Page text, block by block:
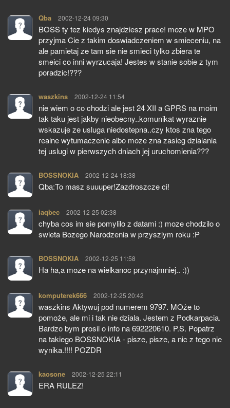
Qba pisze:
2002-12-24 09:30
BOSS ty tez kiedys znajdziesz prace! moze w MPO
przyjma Cie z takim doswiadczeniem w smieceniu, na
ale pamietaj ze tam sie nie smieci tylko zbiera te
smeici co inni wyrzucaja! Jestes w stanie sobie z tym
poradzic!???
waszkins pisze:
2002-12-24 11:54
nie wiem o co chodzi ale jest 24 XII a GPRS na moim
tak taku jest jakby nieobecny..komunikat wyraznie
wskazuje ze usluga niedostepna..czy ktos zna tego
realne wytumaczenie albo moze zna zasieg dzialania
tej uslugi w pierwszych dniach jej uruchomienia???
BOSSNOKIA pisze:
2002-12-24 18:38
Qba:To masz suuuper!Zazdroszcze ci!
iaqbec pisze:
2002-12-25 02:38
chyba cos im sie pomylilo z datami :) moze chodzilo o
swieta Bozego Narodzenia w przyszlym roku :P
BOSSNOKIA pisze:
2002-12-25 11:58
Ha ha,a moze na wielkanoc przynajmniej.. :))
komputerek666 pisze:
2002-12-25 20:42
waszkins Aktywuj pod numerem 9797. MOże to
pomoże, ale mi i tak nie dziala. Jestem z Podkarpacia.
Bardzo bym prosil o info na 692220610. P.S. Popatrz
na takiego BOSSNOKIA - pisze, pisze, a nic z tego nie
wynika.!!!! POZDR
kaosone pisze:
2002-12-25 22:11
ERA RULEZ!